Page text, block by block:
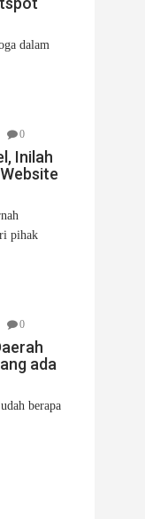
dalam
0
Inilah
pihak
0
ada
berapa